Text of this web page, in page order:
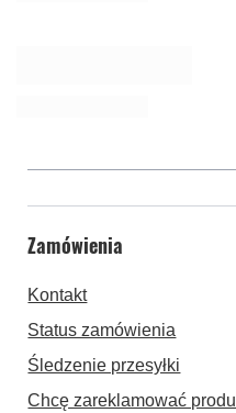
Zamówienia
Kontakt
Status zamówienia
Śledzenie przesyłki
Chcę zareklamować